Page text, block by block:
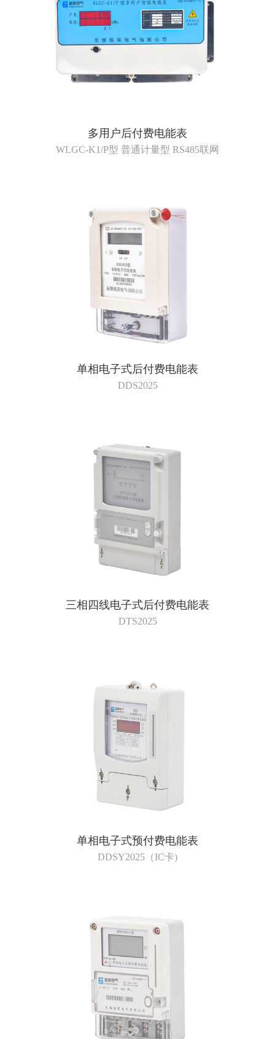
多用户后付费电能表
WLGC-K1/P型 普通计量型 RS485联网
单相电子式后付费电能表
DDS2025
三相四线电子式后付费电能表
DTS2025
单相电子式预付费电能表
DDSY2025（IC卡)